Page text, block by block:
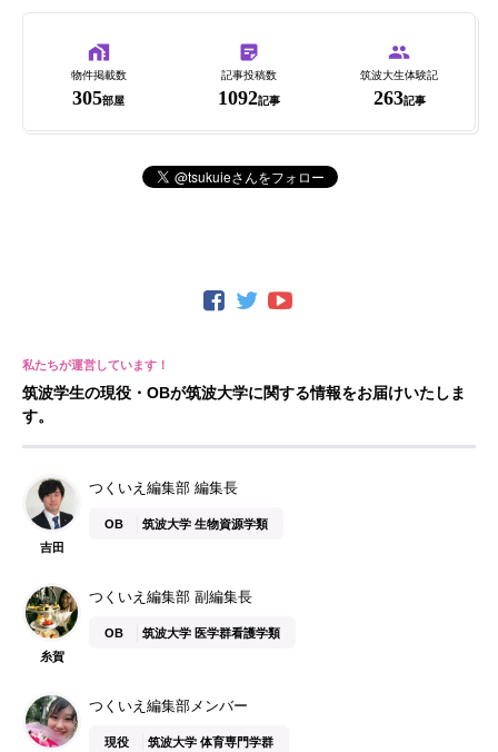
物件掲載数
305部屋
記事投稿数
1092記事
筑波大生体験記
263記事
筑波学生の現役・OBが筑波大学に関する情報をお届けいたしま
す。
吉田
つくいえ編集部 編集長
OB 筑波大学 生物資源学類
糸賀
つくいえ編集部 副編集長
OB 筑波大学 医学群看護学類
つくいえ編集部メンバー
現役 筑波大学 体育専門学群